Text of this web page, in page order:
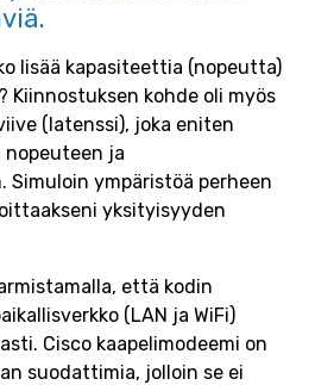
lisää kapasiteettia (nopeutta)
Kiinnostuksen kohde oli myös
(latenssi), joka eniten
ja
Simuloin ympäristöä perheen
yksityisyyden
että kodin
(LAN ja WiFi)
Cisco kaapelimodeemi on
suodattimia, jolloin se ei